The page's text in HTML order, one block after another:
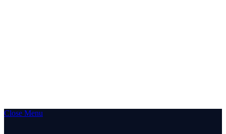
Close Menu